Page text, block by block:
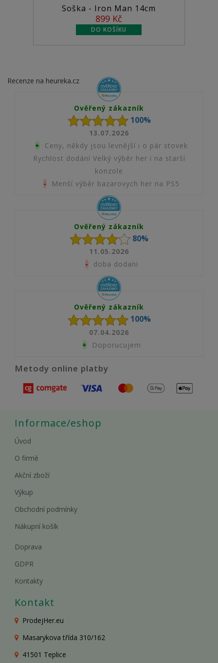
Soška - Iron Man 14cm
Recenze na heureka.cz
Ověřený zákazník
100%
13.07.2026
+ Ceny, někdy jsou levnější i o pár stovek
Rychlost dodání Velký výběr her i na starší
konzole
-
Menší výběr bazarovych her na PS5
Ověřený zákazník
80%
11.05.2026
- doba dodani
Ověřený zákazník
100%
07.04.2026
+Doporucujem
Metody online platby
Informace/eshop
Úvod
O firmě
Akční zboží
Výkup
Obchodní podmínky
Nákupní košík
Doprava
GDPR
Kontakty
Kontakt
ProdejHer.eu
Masarykova třída 310/162
41501 Teplice